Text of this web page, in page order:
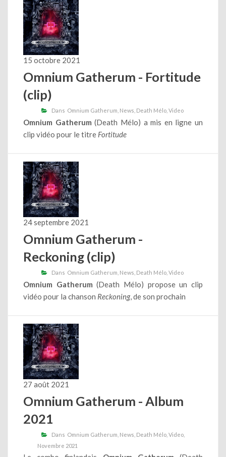
15 octobre 2021
Omnium Gatherum - Fortitude
(clip)
Dans Omnium Gatherum News Death Mélo Video
Omnium Gatherum (Death Mélo) a mis en ligne un
clip vidéo pour le titre Fortitude
24 septembre 2021
Omnium Gatherum -
Reckoning (clip)
Dans Omnium Gatherum News Death Mélo Video
Omnium Gatherum (Death Mélo) propose un clip
vidéo pour la chanson Reckoning, de son prochain
27 août 2021
Omnium Gatherum - Album
2021
Dans Omnium Gatherum News Death Mélo Video
Novembre 2021